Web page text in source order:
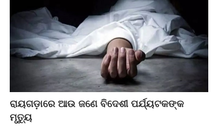
ରାୟଗଡ଼ାରେ ଆଉ ଜଣେ ବିଦେଶୀ ପର୍ଯ୍ୟଟକଙ୍କ
ମୃତ୍ୟୁ